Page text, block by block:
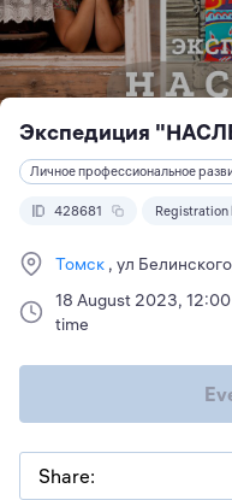
Экспедиция
Личное профессиональное
428681 Registration
Томск ул
18 August 2023,
time
Share: